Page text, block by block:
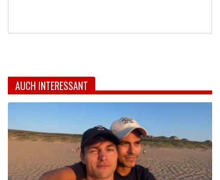
AUCH INTERESSANT